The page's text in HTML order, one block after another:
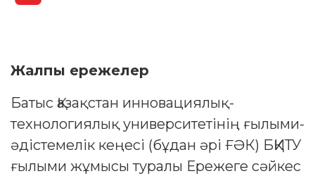
Жалпы ережелер
Батыс Қазақстан инновациялық-
технологиялық университетінің ғылыми-
әдістемелік кеңесі (бұдан әрі ҒӘК) БҚИТУ
ғылыми жұмысы туралы Ережеге сәйкес